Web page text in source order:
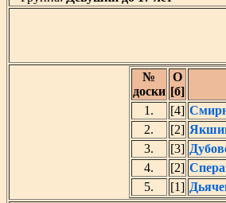
№
доски
O
[б]
1.
[4]
2.
[2]
3.
[3]
4.
[2]
5.
[1]